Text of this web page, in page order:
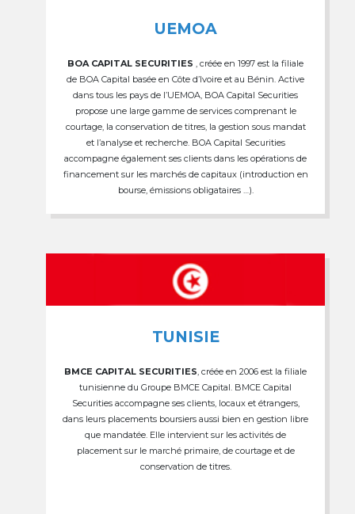
UEMOA
BOA CAPITAL SECURITIES , créée en 1997 est la filiale
de BOA Capital basée en Côte d’Ivoire et au Bénin. Active
dans tous les pays de l’UEMOA, BOA Capital Securities
propose une large gamme de services comprenant le
courtage, la conservation de titres, la gestion sous mandat
et l’analyse et recherche. BOA Capital Securities
accompagne également ses clients dans les opérations de
financement sur les marchés de capitaux (introduction en
bourse, émissions obligataires …).
TUNISIE
BMCE CAPITAL SECURITIES , créée en 2006 est la filiale
tunisienne du Groupe BMCE Capital. BMCE Capital
Securities accompagne ses clients, locaux et étrangers,
dans leurs placements boursiers aussi bien en gestion libre
que mandatée. Elle intervient sur les activités de
placement sur le marché primaire, de courtage et de
conservation de titres.